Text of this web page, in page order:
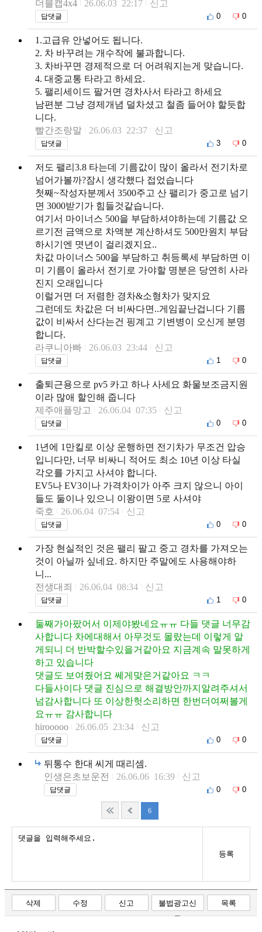
더블캡4x4
26.06.03 22:17 신고
답댓글 0 0
1.고급유 안넣어도 됩니다.
2. 차 바꾸려는 개수작에 불과합니다.
3. 차바꾸면 경제적으로 더 어려워지는게 맞습니다.
4. 대중교통 타라고 하세요.
5. 팰리세이드 팔거면 경차사서 타라고 하세요
남편분 그냥 경제개념 덜차셨고 철좀 들어야 할듯합
니다.
빨간조랑말
26.06.03 22:37 신고
답댓글 3 0
저도 팰리3.8 타는데 기름값이 많이 올라서 전기차로
넘어가볼까?잠시 생각했다 접었습니다
첫째~작성자분께서 3500주고 산 팰리가 중고로 넘기
면 3000받기가 힘들것같습니다.
여기서 마이너스 500을 부담하셔야하는데 기름값 오
르기전 금액으로 차액분 계산하셔도 500만원치 부담
하시기엔 몃년이 걸리겠지요..
차값 마이너스 500을 부담하고 취등록세 부담하면 이
미 기름이 올라서 전기로 가야할 명분은 당연히 사라
진지 오래입니다
이럴거면 더 저렴한 경차&소형차가 맞지요
그런데도 차값은 더 비싸다면..게임끝난겁니다 기름
값이 비싸서 산다는건 핑계고 기변병이 오신게 분명
합니다.
라쿠니아빠
26.06.03 23:44 신고
답댓글 1 0
출퇴근용으로 pv5 카고 하나 사세요 화물보조금지원
이라 많애 할인해 줍니다
제주애플망고
26.06.04 07:35 신고
답댓글 0 0
1년에 1만킬로 이상 운행하면 전기차가 무조건 압승
입니다만, 너무 비싸니 적어도 최소 10년 이상 타실
각오를 가지고 사셔야 합니다.
EV5나 EV3이나 가격차이가 아주 크지 않으니 아이
들도 둘이나 있으니 이왕이면 5로 사셔야
죽호
26.06.04 07:54 신고
답댓글 0 0
가장 현실적인 것은 팰리 팔고 중고 경차를 가져오는
것이 아닐까 싶네요. 하지만 주말에도 사용해야하
니...
전생대죄
26.06.04 08:34 신고
답댓글 1 0
둘째가아팠어서 이제야봤네요ㅠㅠ 다들 댓글 너무감
사합니다 차에대해서 아무것도 몰랐는데 이렇게 알
게되니 더 반박할수있을거같아요 지금계속 말못하게
하고 있습니다
댓글도 보여줬어요 쎄게맞은거같아요 ㅋㅋ
다들사이다 댓글 진심으로 해결방안까지알려주셔서
넘감사합니다 또 이상한헛소리하면 한번더여쩌볼게
요ㅠㅠ 감사합니다
hirooooo
26.06.05 23:34 신고
답댓글 0 0
뒤통수 한대 씨게 때리셈.
인생은초보운전
26.06.06 16:39 신고
답댓글 0 0
6
등록
삭제 수정 신고
불법광고신
고
목록